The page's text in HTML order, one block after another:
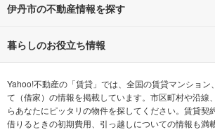
路線・駅から探す
通勤時間から探す
不動産会社から探す 希望の条
テーマから探す ランキン
伊丹市の不動産情報を探す
不動産・住宅
新築マンション 中古マン
新築一戸建て 中古一戸
暮らしのお役立ち情報
マンションカタログ 教えて！
Yahoo!不動産の「賃貸」では、全国の賃貸マンション
て（借家）の情報を掲載しています。市区町村や沿線
らあなたにピッタリの物件を探してください。賃貸契
借りるときの初期費用、引っ越しについての情報も満載